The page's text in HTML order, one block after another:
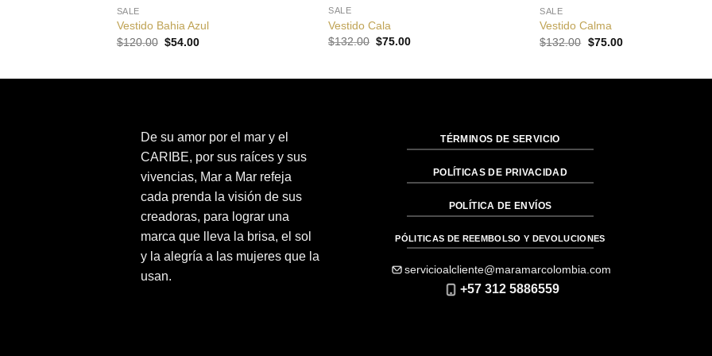
SALE
Vestido Bahia Azul
$120.00 El
$54.00El
SALE
Vestido Cala
$132.00 El
$75.00El
SALE
Vestido Calma
$132.00 El
$75.00El
De su amor por el mar y el
CARIBE, por sus raíces y sus
vivencias, Mar a Mar refeja
cada prenda la visión de sus
creadoras, para lograr una
marca que lleva la brisa, el sol
y la alegría a las mujeres que la
usan.
TÉRMINOS DE SERVICIO
POLÍTICAS DE PRIVACIDAD
POLÍTICA DE ENVÍOS
PÓLITICAS DE REEMBOLSO Y DEVOLUCIONES
servicioalcliente@maramarcolombia.com
+57 312 5886559